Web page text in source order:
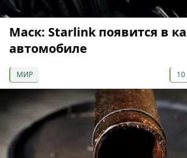
Маск: Starlink появится в
автомобиле
МИР